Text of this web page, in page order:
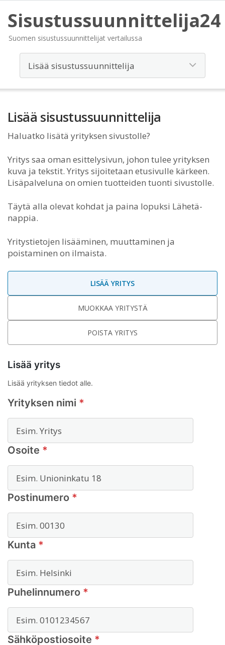
Sisustussuunnittelija24
Suomen sisustussuunnittelijat vertailussa
Lisää sisustussuunnittelija
Haluatko lisätä yrityksen sivustolle?
Yritys saa oman esittelysivun, johon tulee yrityksen
kuva ja tekstit. Yritys sijoitetaan etusivulle kärkeen.
Lisäpalveluna on omien tuotteiden tuonti sivustolle.
Täytä alla olevat kohdat ja paina lopuksi Lähetä-
nappia.
Yritystietojen lisääminen, muuttaminen ja
poistaminen on ilmaista.
LISÄÄ YRITYS
MUOKKAA YRITYSTÄ
POISTA YRITYS
Lisää yritys
Lisää yrityksen tiedot alle.
Yrityksen nimi *
Osoite *
Postinumero *
Kunta *
Puhelinnumero *
Sähköpostiosoite *